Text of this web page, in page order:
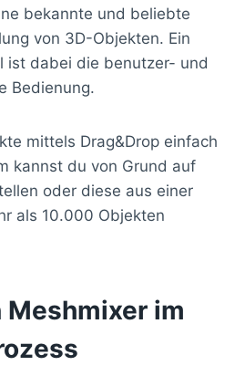
bekannte und beliebte
von 3D-Objekten. Ein
ist dabei die benutzer- und
Bedienung.
mittels Drag&Drop einfach
kannst du von Grund auf
oder diese aus einer
als 10.000 Objekten
Meshmixer im